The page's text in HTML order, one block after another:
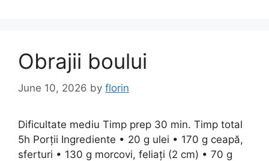
Obrajii boului
June 10, 2026 by florin
Dificultate mediu Timp prep 30 min. Timp total
5h Porții Ingrediente • 20 g ulei • 170 g ceapă,
sferturi • 130 g morcovi, feliați (2 cm) • 70 g